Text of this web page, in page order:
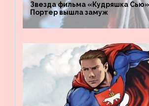
Звезда фильма «Кудряшка
Портер вышла замуж